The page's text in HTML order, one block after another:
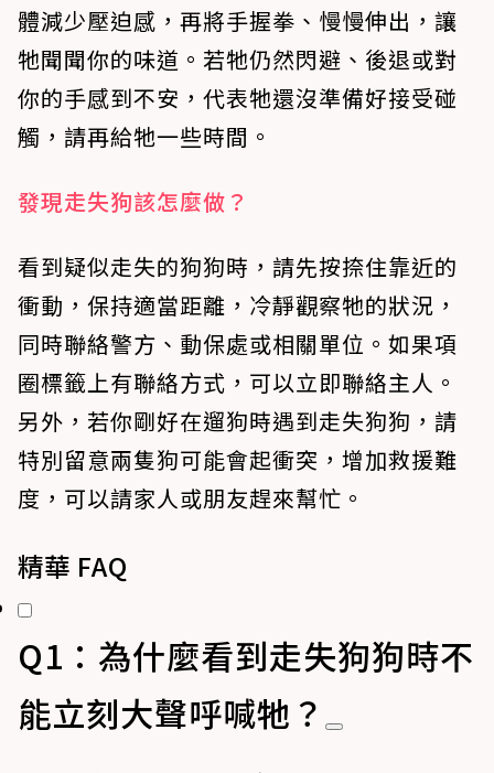
體減少壓迫感，再將手握拳、慢慢伸出，讓
牠聞聞你的味道。若牠仍然閃避、後退或對
你的手感到不安，代表牠還沒準備好接受碰
觸，請再給牠一些時間。
發現走失狗該怎麼做？
看到疑似走失的狗狗時，請先按捺住靠近的
衝動， 保持適當距離，冷靜觀察牠的狀況，
同時聯絡警方、動保處或相關單位 。如果項
圈標籤上有聯絡方式，可以立即聯絡主人。
另外，若你剛好在遛狗時遇到走失狗狗，請
特別留意兩隻狗可能會起衝突，增加救援難
度，可以請家人或朋友趕來幫忙。
精華 FAQ
Q1：為什麼看到走失狗狗時不
能立刻大聲呼喊牠？